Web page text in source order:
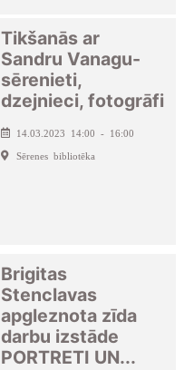
Tikšanās ar
Sandru Vanagu-
sērenieti,
dzejnieci, fotogrāfi
14.03.2023 14:00 - 16:00
Sērenes bibliotēka
Brigitas
Stenclavas
apgleznota zīda
darbu izstāde
PORTRETI UN...